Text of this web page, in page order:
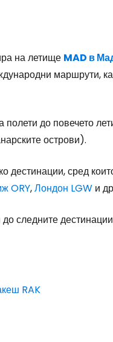
на летище MAD в
маршрути,
до повечето
острови).
дестинации, сред
ORY,Лондон LGW и
следните
RAK